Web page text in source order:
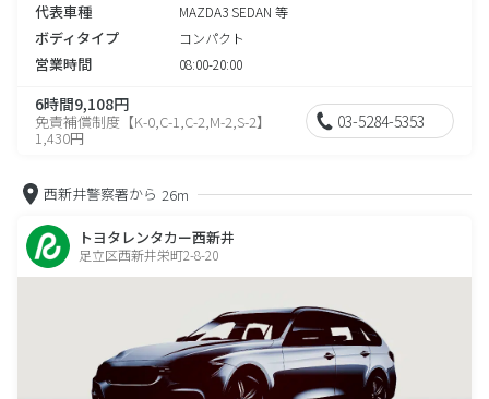
代表車種 MAZDA3 SEDAN 等
ボディタイプ コンパクト
営業時間 08:00-20:00
6時間9,108円
免責補償制度【K-0,C-1,C-2,M-2,S-2】
1,430円
03-5284-5353
西新井警察署から 26m
トヨタレンタカー西新井
足立区西新井栄町2-8-20